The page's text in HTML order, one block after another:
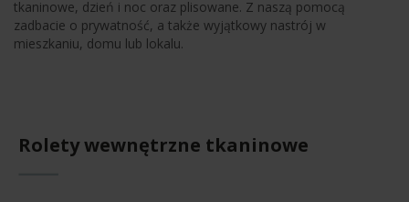
tkaninowe, dzień i noc oraz plisowane. Z naszą pomocą
zadbacie o prywatność, a także wyjątkowy nastrój w
mieszkaniu, domu lub lokalu.
Rolety wewnętrzne tkaninowe